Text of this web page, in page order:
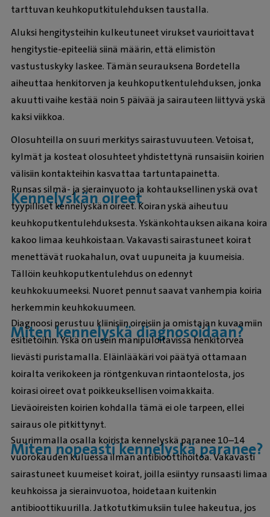
tarttuvan keuhkoputkitulehduksen taustalla.
Aluksi hengitysteihin kulkeutuneet virukset vaurioittavat
hengitystie-epiteeliä siinä määrin, että elimistön
vastustuskyky laskee. Tämän seurauksena Bordetella
aiheuttaa henkitorven ja keuhkoputkentulehduksen, jonka
akuutti vaihe kestää noin 5 päivää ja sairauteen liittyvä yskä
kaksi viikkoa.
Olosuhteilla on suuri merkitys sairastuvuuteen. Vetoisat,
kylmät ja kosteat olosuhteet yhdistettynä runsaisiin koirien
välisiin kontakteihin kasvattaa tartuntapainetta.
Kennelyskän oireet
Runsas silmä- ja sierainvuoto ja kohtauksellinen yskä ovat
tyypilliset kennelyskän oireet. Koiran yskä aiheutuu
keuhkoputkentulehduksesta. Yskänkohtauksen aikana koira
kakoo limaa keuhkoistaan. Vakavasti sairastuneet koirat
menettävät ruokahalun, ovat uupuneita ja kuumeisia.
Tällöin keuhkoputkentulehdus on edennyt
keuhkokuumeeksi. Nuoret pennut saavat vanhempia koiria
herkemmin keuhkokuumeen.
Miten kennelyskä diagnosoidaan?
Diagnoosi perustuu kliinisiin oireisiin ja omistajan kuvaamiin
esitietoihin. Yskä on usein manipuloitavissa henkitorvea
lievästi puristamalla. Eläinlääkäri voi päätyä ottamaan
koiralta verikokeen ja röntgenkuvan rintaontelosta, jos
koirasi oireet ovat poikkeuksellisen voimakkaita.
Lieväoireisten koirien kohdalla tämä ei ole tarpeen, ellei
sairaus ole pitkittynyt.
Miten nopeasti kennelyskä paranee?
Suurimmalla osalla koirista kennelyskä paranee 10–14
vuorokauden kuluessa ilman antibioottihoitoa. Vakavasti
sairastuneet kuumeiset koirat, joilla esiintyy runsaasti limaa
keuhkoissa ja sierainvuotoa, hoidetaan kuitenkin
antibioottikuurilla. Jatkotutkimuksiin tulee hakeutua, jos